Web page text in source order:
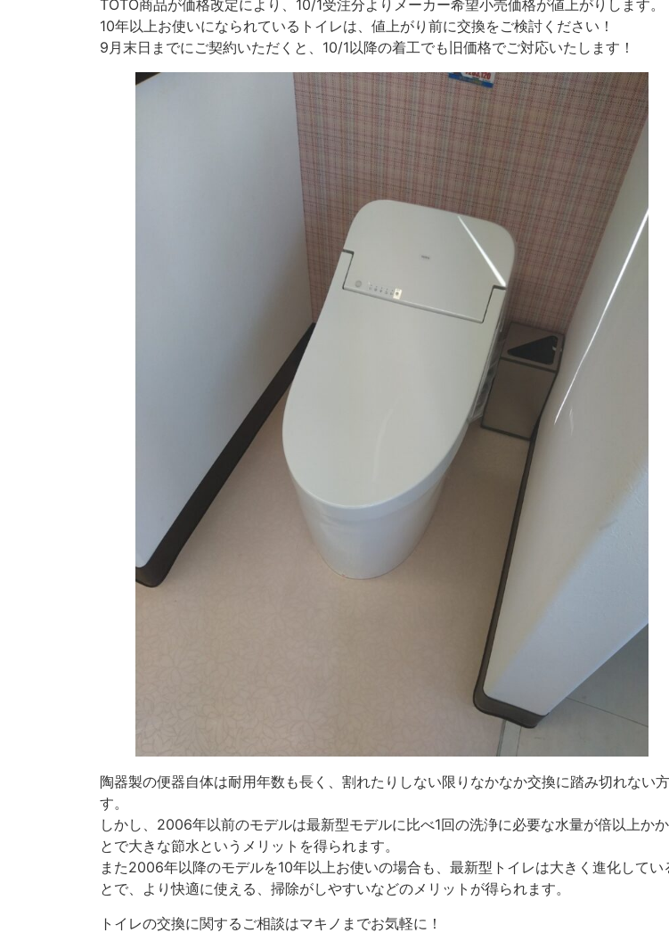
TOTO商品が価格改定により、10/1受注分よりメーカー希望小売価格が値上がりします。
10年以上お使いになられているトイレは、値上がり前に交換をご検討ください！
9月末日までにご契約いただくと、10/1以降の着工でも旧価格でご対応いたします！
陶器製の便器自体は耐用年数も長く、割れたりしない限りなかなか交換に踏み切れない
す。
しかし、2006年以前のモデルは最新型モデルに比べ1回の洗浄に必要な水量が倍以上か
とで大きな節水というメリットを得られます。
また2006年以降のモデルを10年以上お使いの場合も、最新型トイレは大きく進化してい
とで、より快適に使える、掃除がしやすいなどのメリットが得られます。
トイレの交換に関するご相談はマキノまでお気軽に！